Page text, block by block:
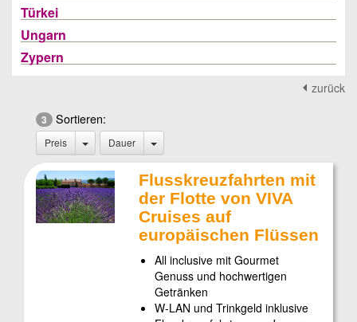
Türkei
Ungarn
Zypern
zurück
3 Sortieren:
Preis Dauer
Flusskreuzfahrten mit
der Flotte von VIVA
Cruises auf
europäischen Flüssen
All inclusive mit Gourmet
Genuss und hochwertigen
Getränken
W-LAN und Trinkgeld inklusive